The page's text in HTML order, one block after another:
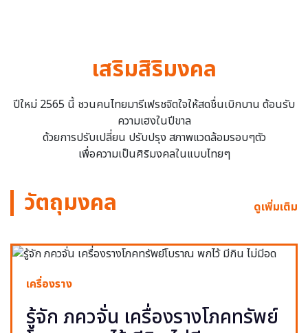
เสริมสิริมงคล
ปีใหม่ 2565 นี้ ชวนคนไทยมารีเฟรชจิตใจให้สดชื่นเบิกบาน ต้อนรับ
ความเฮงในปีขาล
ด้วยการปรับเปลี่ยน ปรับปรุง สภาพแวดล้อมรอบๆตัว
เพื่อความเป็นศิริมงคลในแบบไทยๆ
วัตถุมงคล ดูเพิ่มเติม
เครื่องราง
รู้จัก ภควจั่น เครื่องรางโภคทรัพย์